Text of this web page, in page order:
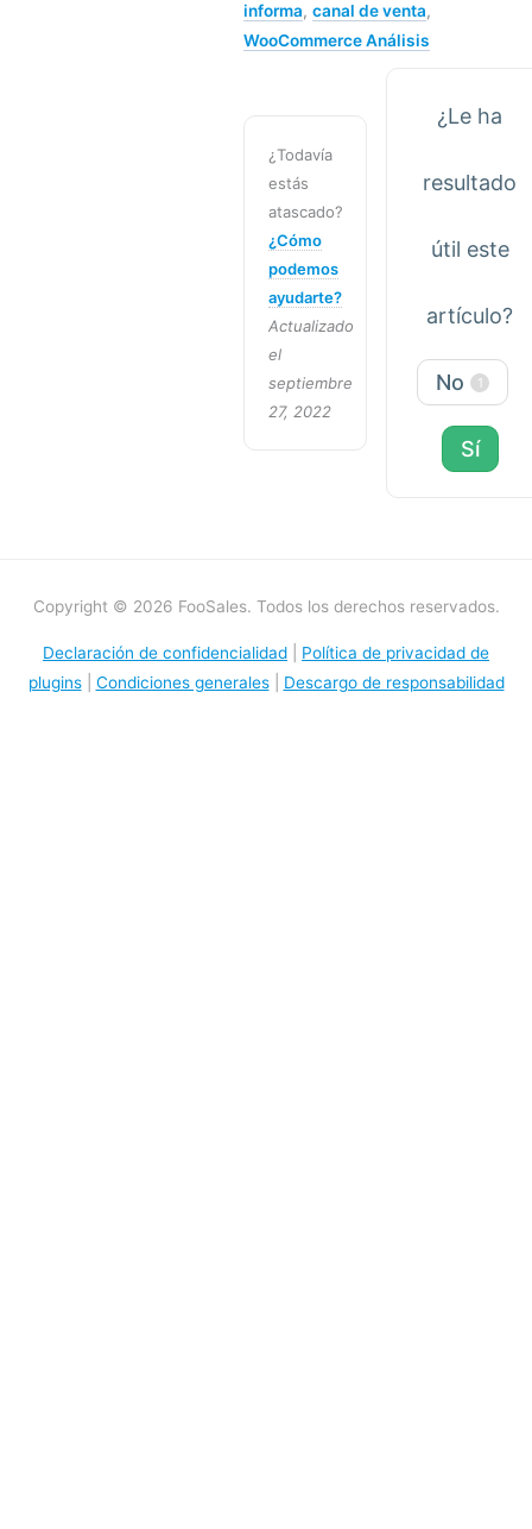
informa, canal de venta,
WooCommerce Análisis
¿Todavía
estás
atascado?
¿Cómo
podemos
ayudarte?
Actualizado
el
septiembre
27, 2022
¿Le ha
resultado
útil este
artículo?
No 1
Sí
Copyright © 2026 FooSales. Todos los derechos reservados.
Declaración de confidencialidad
Política de privacidad de
plugins| Condiciones generales| Descargo de responsabilidad